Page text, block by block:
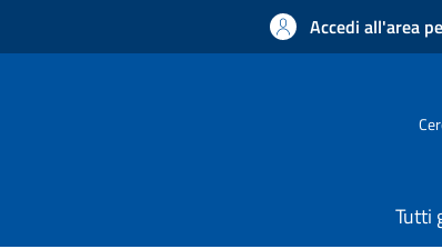
Accedi all'area
Tutti